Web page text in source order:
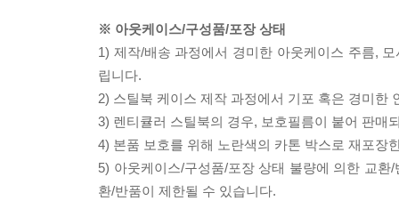
※ 아웃케이스/구성품/포장 상태
1) 제작/배송 과정에서 경미한 아웃케이스 주름,
립니다.
2) 스틸북 케이스 제작 과정에서 기포 혹은 경미한
3) 렌티큘러 스틸북의 경우, 보호필름이 붙어 판매
4) 본품 보호를 위해 노란색의 카톤 박스로 재포장
5) 아웃케이스/구성품/포장 상태 불량에 의한 교
환/반품이 제한될 수 있습니다.